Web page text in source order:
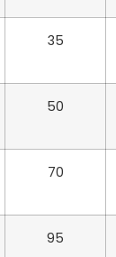
35
50
70
95